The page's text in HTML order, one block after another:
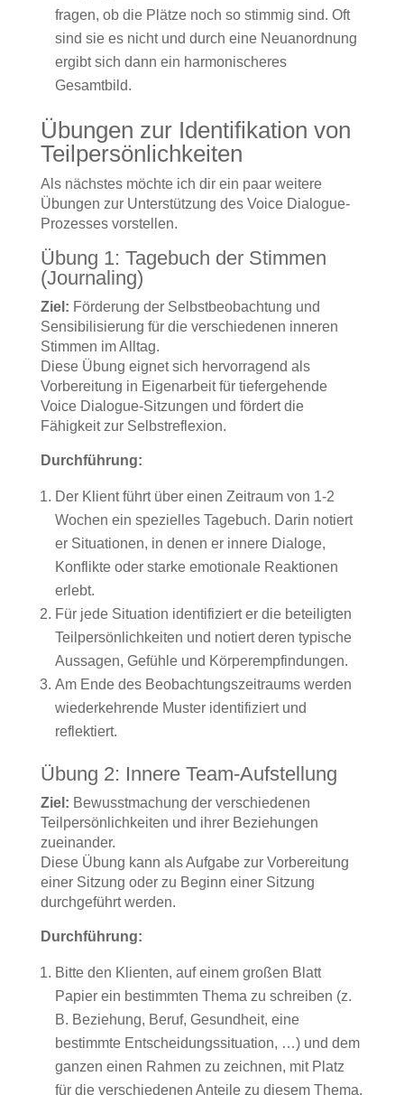
fragen, ob die Plätze noch so stimmig sind. Oft
sind sie es nicht und durch eine Neuanordnung
ergibt sich dann ein harmonischeres
Gesamtbild.
Übungen zur Identifikation von
Teilpersönlichkeiten
Als nächstes möchte ich dir ein paar weitere
Übungen zur Unterstützung des Voice Dialogue-
Prozesses vorstellen.
Übung 1: Tagebuch der Stimmen
(Journaling)
Ziel: Förderung der Selbstbeobachtung und
Sensibilisierung für die verschiedenen inneren
Stimmen im Alltag.
Diese Übung eignet sich hervorragend als
Vorbereitung in Eigenarbeit für tiefergehende
Voice Dialogue-Sitzungen und fördert die
Fähigkeit zur Selbstreflexion.
Durchführung:
Der Klient führt über einen Zeitraum von 1-2
Wochen ein spezielles Tagebuch. Darin notiert
er Situationen, in denen er innere Dialoge,
Konflikte oder starke emotionale Reaktionen
erlebt.
Für jede Situation identifiziert er die beteiligten
Teilpersönlichkeiten und notiert deren typische
Aussagen, Gefühle und Körperempfindungen.
Am Ende des Beobachtungszeitraums werden
wiederkehrende Muster identifiziert und
reflektiert.
Übung 2: Innere Team-Aufstellung
Ziel: Bewusstmachung der verschiedenen
Teilpersönlichkeiten und ihrer Beziehungen
zueinander.
Diese Übung kann als Aufgabe zur Vorbereitung
einer Sitzung oder zu Beginn einer Sitzung
durchgeführt werden.
Durchführung:
Bitte den Klienten, auf einem großen Blatt
Papier ein bestimmten Thema zu schreiben (z.
B. Beziehung, Beruf, Gesundheit, eine
bestimmte Entscheidungssituation, …) und dem
ganzen einen Rahmen zu zeichnen, mit Platz
für die verschiedenen Anteile zu diesem Thema.